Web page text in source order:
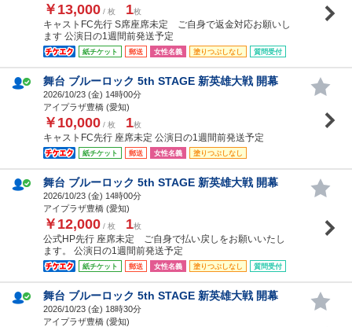
￥13,000 / 枚 1枚
キャストFC先行 S席座席未定 ご自身で返金対応お願いし
ます 公演日の1週間前発送予定
紙チケット 郵送 女性名義 塗りつぶしなし 質問受付
舞台 ブルーロック 5th STAGE 新英雄大戦 開幕
2026/10/23 (金) 14時00分
アイプラザ豊橋 (愛知)
￥10,000 / 枚 1枚
キャストFC先行 座席未定 公演日の1週間前発送予定
紙チケット 郵送 女性名義 塗りつぶしなし
舞台 ブルーロック 5th STAGE 新英雄大戦 開幕
2026/10/23 (金) 14時00分
アイプラザ豊橋 (愛知)
￥12,000 / 枚 1枚
公式HP先行 座席未定 ご自身で払い戻しをお願いいたし
ます。 公演日の1週間前発送予定
紙チケット 郵送 女性名義 塗りつぶしなし 質問受付
舞台 ブルーロック 5th STAGE 新英雄大戦 開幕
2026/10/23 (金) 18時30分
アイプラザ豊橋 (愛知)